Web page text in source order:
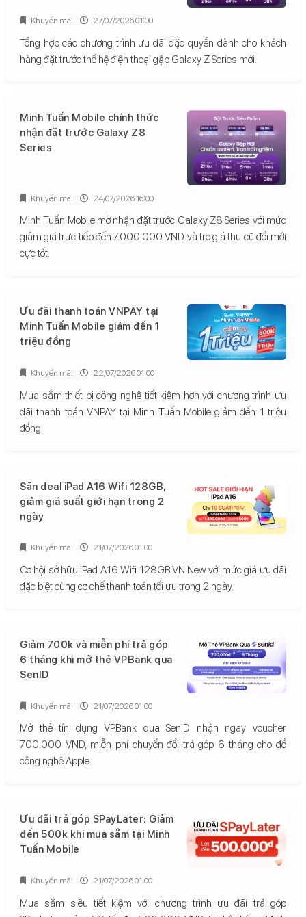
Tổng hợp các chương trình ưu đãi đặc quyền dành cho khách
hàng đặt trước thế hệ điện thoại gập Galaxy Z Series mới.
Khuyến mãi 27/07/2026 01:00
Minh Tuấn Mobile chính thức
nhận đặt trước Galaxy Z8
Series
Minh Tuấn Mobile mở nhận đặt trước Galaxy Z8 Series với mức
giảm giá trực tiếp đến 7.000.000 VND và trợ giá thu cũ đổi mới
cực tốt.
Khuyến mãi 24/07/2026 16:00
Ưu đãi thanh toán VNPAY tại
Minh Tuấn Mobile giảm đến 1
triệu đồng
Mua sắm thiết bị công nghệ tiết kiệm hơn với chương trình ưu
đãi thanh toán VNPAY tại Minh Tuấn Mobile giảm đến 1 triệu
đồng.
Khuyến mãi 22/07/2026 01:00
Săn deal iPad A16 Wifi 128GB,
giảm giá suất giới hạn trong 2
ngày
Cơ hội sở hữu iPad A16 Wifi 128GB VN New với mức giá ưu đãi
đặc biệt cùng cơ chế thanh toán tối ưu trong 2 ngày.
Khuyến mãi 21/07/2026 01:00
Giảm 700k và miễn phí trả góp
6 tháng khi mở thẻ VPBank qua
SenID
Mở thẻ tín dụng VPBank qua SenID nhận ngay voucher
700.000 VND, miễn phí chuyển đổi trả góp 6 tháng cho đồ
công nghệ Apple.
Khuyến mãi 21/07/2026 01:00
Ưu đãi trả góp SPayLater: Giảm
đến 500k khi mua sắm tại Minh
Tuấn Mobile
Mua sắm siêu tiết kiệm với chương trình ưu đãi trả góp
Khuyến mãi 21/07/2026 01:00